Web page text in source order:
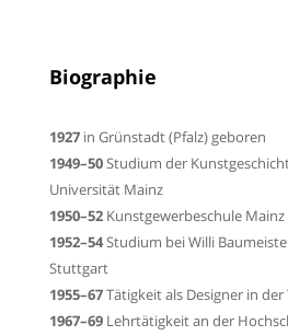
Biographie
1927in Grünstadt (Pfalz) geboren
1949–50Studium der
Universität Mainz
1950–52Kunstgewerbeschule Mainz
1952–54Studium bei Willi
Stuttgart
1955–67Tätigkeit als Designer in
1967–69Lehrtätigkeit an der